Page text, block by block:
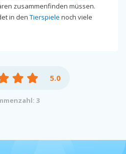
zusammenfinden müssen.
in den Tierspiele noch viele
5.0
3